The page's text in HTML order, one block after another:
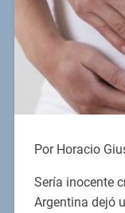
Por Horacio
Sería inocente
Argentina dejó